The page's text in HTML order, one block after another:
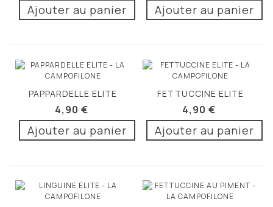
Ajouter au panier Ajouter au panier
PAPPARDELLE ELITE
250G
4,90 €
Ajouter au panier
FETTUCCINE ELITE
250G
4,90 €
Ajouter au panier